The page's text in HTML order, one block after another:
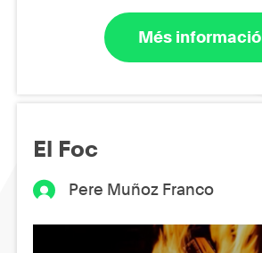
Més informació
El Foc
Pere Muñoz Franco